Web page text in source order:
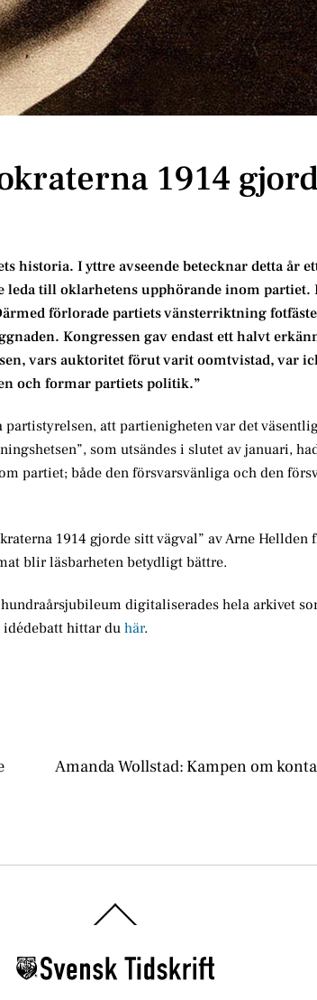
1914
historia. I yttre avseende betecknar detta år
leda till oklarhetens upphörande inom partiet.
förlorade partiets vänsterriktning
Kongressen gav endast ett halvt
vars auktoritet förut varit oomtvistad, var
och formar partiets politik.”
att partienigheten var det
som utsändes i slutet av januari,
partiet; både den försvarsvänliga och den
1914 gjorde sitt vägval” av Arne Hellden
blir läsbarheten betydligt bättre.
digitaliserades hela arkivet
idédebatt hittar du här.
Amanda Wollstad: Kampen om
To